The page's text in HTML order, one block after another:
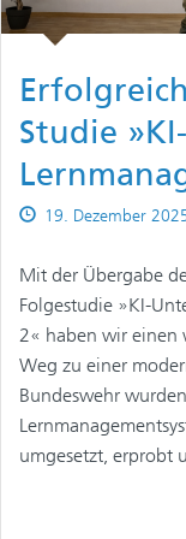
Studie
Published
19. Dezember
Mit der Übergabe
Folgestudie »KI-
2« haben wir einen
Weg zu einer
Bundeswehr
umgesetzt, erprobt